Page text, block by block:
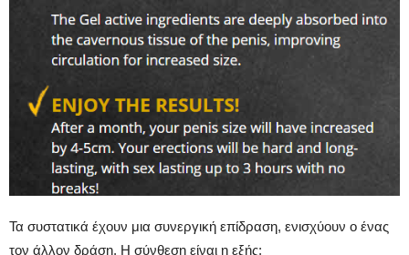
Τα συστατικά έχουν μια συνεργική επίδραση, ενισχύουν ο ένας
τον άλλον δράση. Η σύνθεση είναι η εξής: